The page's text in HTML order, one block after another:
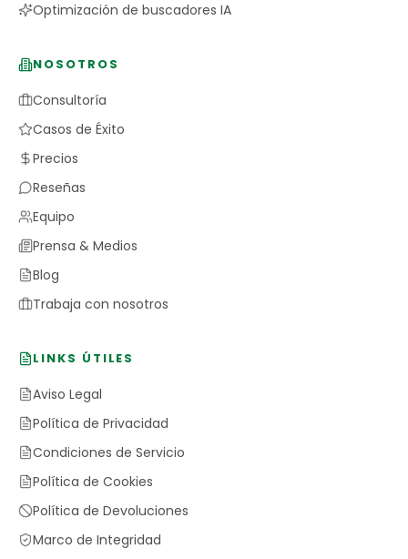
Optimización de buscadores IA
NOSOTROS
Consultoría
Casos de Éxito
Precios
Reseñas
Equipo
Prensa & Medios
Blog
Trabaja con nosotros
LINKS ÚTILES
Aviso Legal
Política de Privacidad
Condiciones de Servicio
Política de Cookies
Política de Devoluciones
Marco de Integridad